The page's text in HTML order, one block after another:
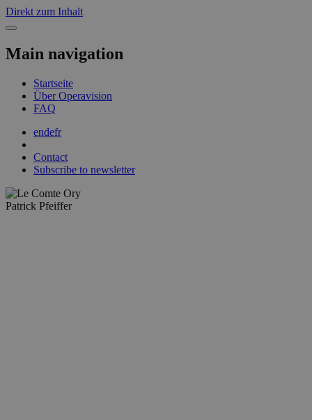
Direkt zum Inhalt
Main navigation
Startseite
Über Operavision
FAQ
endefr
Contact
Subscribe to newsletter
Patrick Pfeiffer